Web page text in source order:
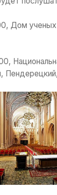
Дом